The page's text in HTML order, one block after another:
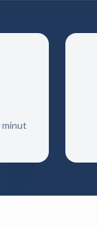
minut